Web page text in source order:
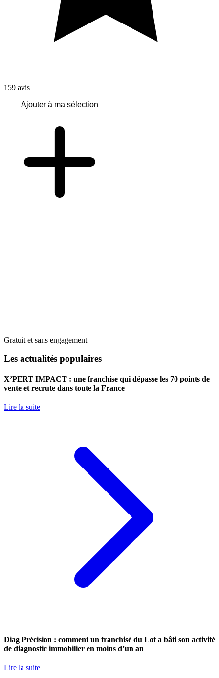
159 avis
Ajouter à ma sélection
Gratuit et sans engagement
Les actualités populaires
X’PERT IMPACT : une franchise qui dépasse les 70 points de
vente et recrute dans toute la France
Lire la suite
Diag Précision : comment un franchisé du Lot a bâti son activité
de diagnostic immobilier en moins d’un an
Lire la suite